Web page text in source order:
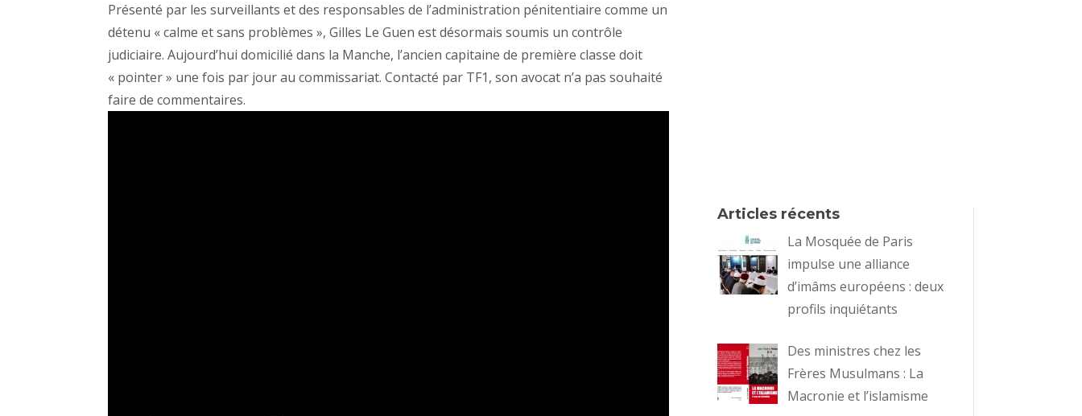
Présenté par les surveillants et des responsables de l’administration pénitentiaire comme un
détenu « calme et sans problèmes », Gilles Le Guen est désormais soumis un contrôle
judiciaire. Aujourd’hui domicilié dans la Manche, l’ancien capitaine de première classe doit
« pointer » une fois par jour au commissariat. Contacté par TF1, son avocat n’a pas souhaité
faire de commentaires.
Articles récents
La Mosquée de Paris
impulse une alliance
d’imâms européens : deux
profils inquiétants
Des ministres chez les
Frères Musulmans : La
Macronie et l’islamisme